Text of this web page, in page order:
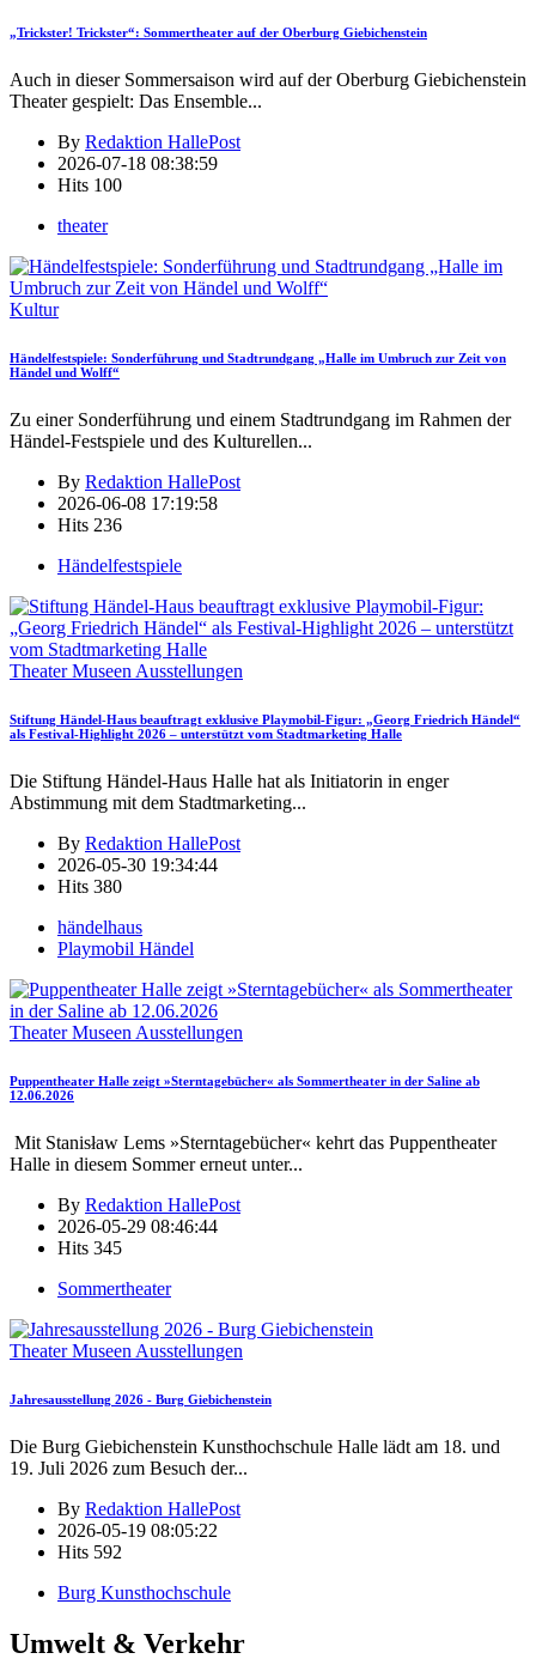
„Trickster! Trickster“: Sommertheater auf der Oberburg Giebichenstein
Auch in dieser Sommersaison wird auf der Oberburg Giebichenstein
Theater gespielt: Das Ensemble...
By Redaktion HallePost
2026-07-18 08:38:59
Hits 100
theater
Kultur
Händelfestspiele: Sonderführung und Stadtrundgang „Halle im Umbruch zur Zeit von
Händel und Wolff“
Zu einer Sonderführung und einem Stadtrundgang im Rahmen der
Händel-Festspiele und des Kulturellen...
By Redaktion HallePost
2026-06-08 17:19:58
Hits 236
Händelfestspiele
Theater Museen Ausstellungen
Stiftung Händel-Haus beauftragt exklusive Playmobil-Figur: „Georg Friedrich Händel“
als Festival-Highlight 2026 – unterstützt vom Stadtmarketing Halle
Die Stiftung Händel-Haus Halle hat als Initiatorin in enger
Abstimmung mit dem Stadtmarketing...
By Redaktion HallePost
2026-05-30 19:34:44
Hits 380
händelhaus
Playmobil Händel
Theater Museen Ausstellungen
Puppentheater Halle zeigt »Sterntagebücher« als Sommertheater in der Saline ab
12.06.2026
Mit Stanisław Lems »Sterntagebücher« kehrt das Puppentheater
Halle in diesem Sommer erneut unter...
By Redaktion HallePost
2026-05-29 08:46:44
Hits 345
Sommertheater
Theater Museen Ausstellungen
Jahresausstellung 2026 - Burg Giebichenstein
Die Burg Giebichenstein Kunsthochschule Halle lädt am 18. und
19. Juli 2026 zum Besuch der...
By Redaktion HallePost
2026-05-19 08:05:22
Hits 592
Burg Kunsthochschule
Umwelt & Verkehr